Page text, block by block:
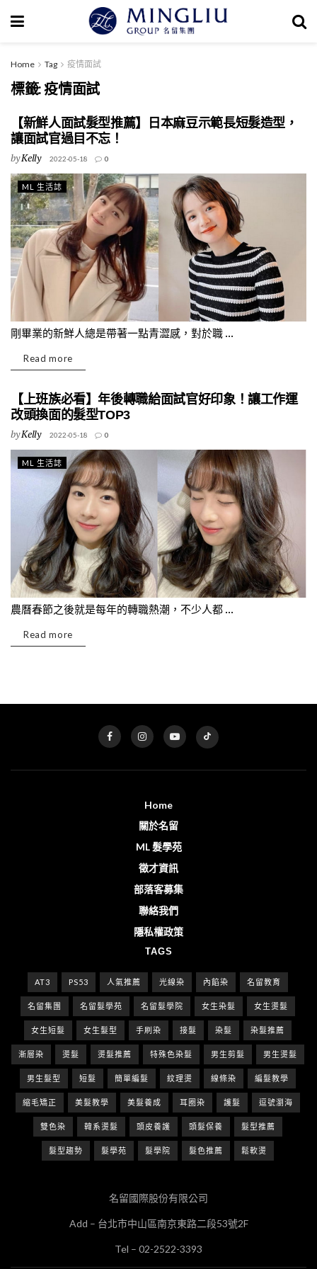
Home Tag 疫情面試
標籤:疫情面試
【新鮮人面試髮型推薦】日本麻豆示範長短髮造型，
讓面試官過目不忘！
byKelly 2022-05-18 0
ML 生活誌
剛畢業的新鮮人總是帶著一點青澀感，對於職 ...
Read more
【上班族必看】年後轉職給面試官好印象！讓工作運
改頭換面的髮型TOP3
byKelly 2022-05-18 0
ML 生活誌
農曆春節之後就是每年的轉職熱潮，不少人都 ...
Read more
Home
關於名留
ML 髮學苑
徵才資訊
部落客募集
聯絡我們
隱私權政策
TAGS
AT3 PS53 人氣推薦 光線染 內餡染 名留教育
名留集團 名留髮學苑 名留髮學院 女生染髮 女生燙髮
女生短髮 女生髮型 手刷染 接髮 染髮 染髮推薦
漸層染 燙髮 燙髮推薦 特殊色染髮 男生剪髮 男生燙髮
男生髮型 短髮 簡單編髮 紋理燙 線條染 編髮教學
縮毛矯正 美髮教學 美髮養成 耳圈染 護髮 逗號瀏海
雙色染 韓系燙髮 頭皮養護 頭髮保養 髮型推薦
髮型趨勢 髮學苑 髮學院 髮色推薦 鬆軟燙
名留國際股份有限公司
Add – 台北市中山區南京東路二段53號2F
Tel – 02-2522-3393